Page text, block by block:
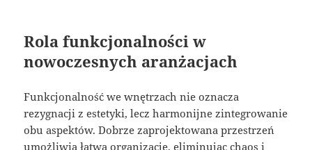
Rola funkcjonalności w
nowoczesnych aranżacjach
Funkcjonalność we wnętrzach nie oznacza
rezygnacji z estetyki, lecz harmonijne zintegrowanie
obu aspektów. Dobrze zaprojektowana przestrzeń
umożliwia łatwą organizację, eliminując chaos i